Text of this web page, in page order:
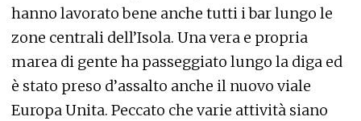
hanno lavorato bene anche tutti i bar lungo le
zone centrali dell’Isola. Una vera e propria
marea di gente ha passeggiato lungo la diga ed
è stato preso d’assalto anche il nuovo viale
Europa Unita. Peccato che varie attività siano